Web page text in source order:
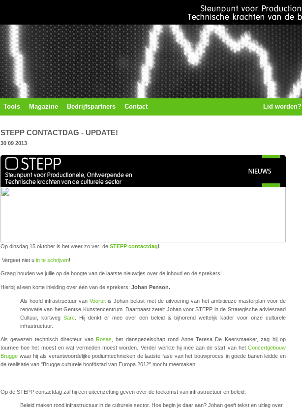
Tools Magazine Bedrijfspartners Contact Lid worden?
STEPP CONTACTDAG - UPDATE!
30 09 2013
Op dinsdag 15 oktober is het weer zo ver: de STEPP contactdag!
Vergeet niet u in te schrijven!
Graag houden we jullie op de hoogte van de laatste nieuwtjes over de inhoud en de sprekers!
Hierbij al een korte inleiding over één van de sprekers: Johan Penson.
Als hoofd infrastructuur vanVooruit is Johan belast met de uitvoering van het ambitieuze masterplan voor de
renovatie van het Gentse Kunstencentrum. Daarnaast zetelt Johan voor STEPP in de Strategische adviesraad
Cultuur, kortweg Sarc . Hij denkt er mee over een beleid & bijhorend wettelijk kader voor onze culturele
infrastructuur.
Als gewezen technisch directeur van Rosas , het dansgezelschap rond Anne Teresa De Keersmaeker, zag hij op
tournee hoe het moest en wat vermeden moest worden. Verder werkte hij mee aan de start van het Concertgebouw
Brugge waar hij als verantwoordelijke podiumtechnieken de laatste fase van het bouwproces in goede banen leidde en
de realisatie van "Brugge culturele hoofdstad van Europa 2012" mocht meemaken.
Op de STEPP contactdag zal hij een uiteenzetting geven over de toekomst van infrastructuur en beleid:
Beleid maken rond infrastructuur in de culturele sector. Hoe begin je daar aan? Johan geeft tekst en uitleg over